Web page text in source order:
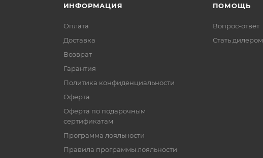
ИНФОРМАЦИЯ
Оплата
Доставка
Возврат
Гарантия
Политика конфиденциальности
Оферта
Оферта по подарочным
сертификатам
Программа лояльности
Правила программы лояльности
ПОМОЩЬ
Вопрос-ответ
Стать дилером